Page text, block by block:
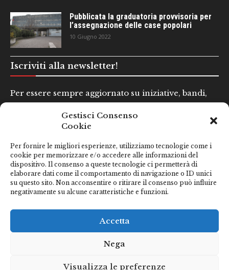
Gestisci Consenso
Cookie
Per fornire le migliori esperienze, utilizziamo tecnologie come i
cookie per memorizzare e/o accedere alle informazioni del
dispositivo. Il consenso a queste tecnologie ci permetterà di
elaborare dati come il comportamento di navigazione o ID unici
su questo sito. Non acconsentire o ritirare il consenso può influire
negativamente su alcune caratteristiche e funzioni.
Accetta
Nega
Visualizza le preferenze
Pubblicata la graduatoria provvisoria per
l’assegnazione delle case popolari
10 Giugno 2022
Iscriviti alla newsletter!
Per essere sempre aggiornato su iniziative, bandi,
Email*